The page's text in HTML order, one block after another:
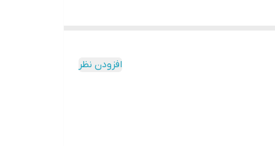
افزودن نظر